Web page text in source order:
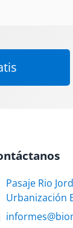
Pasaje Rio
Urbanización